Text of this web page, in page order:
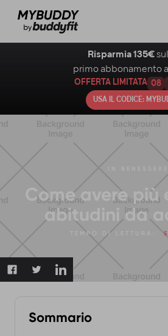
Come avere più
abitudini da
TEMPO DI LETTURA:
Sommario
Risparmia 135€
primo abbonamento
OFFERTA LIMITATA 08
USA IL CODICE: